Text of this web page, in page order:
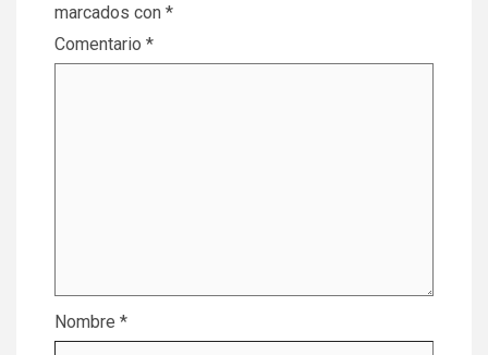
marcados con *
Comentario *
Nombre *